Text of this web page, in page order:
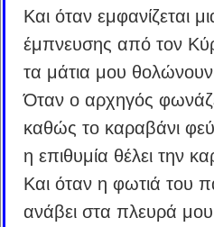
Και όταν εμφανίζεται
έμπνευσης από τον
τα μάτια μου θολώνουν
Όταν ο αρχηγός
καθώς το καραβάνι
η επιθυμία θέλει την
Και όταν η φωτιά του
ανάβει στα πλευρά